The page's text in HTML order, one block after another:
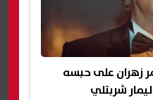
زهران على حبسه
شربتلي